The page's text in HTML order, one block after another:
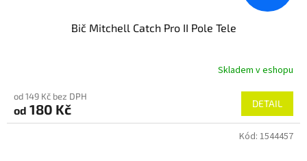
Bič Mitchell Catch Pro II Pole Tele
Skladem v eshopu
od 149 Kč bez DPH
od 180 Kč DETAIL
Kód: 1544457